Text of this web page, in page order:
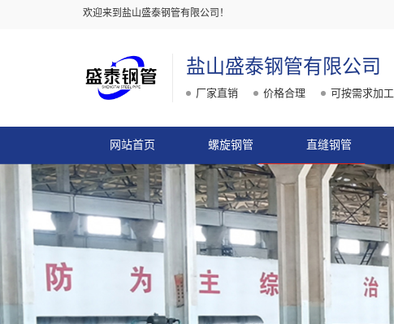
欢迎来到盐山盛泰钢管有限公司！
盐山盛泰钢管有限公司
厂家直销 价格合理 可按需求加工
网站首页 螺旋钢管 直缝钢管